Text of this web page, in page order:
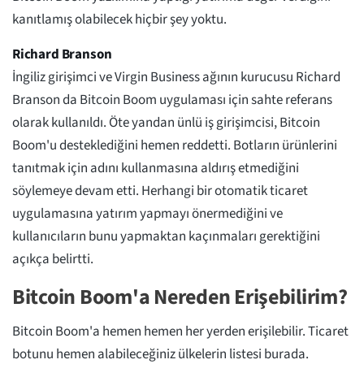
kanıtlamış olabilecek hiçbir şey yoktu.
Richard Branson
İngiliz girişimci ve Virgin Business ağının kurucusu Richard
Branson da Bitcoin Boom uygulaması için sahte referans
olarak kullanıldı. Öte yandan ünlü iş girişimcisi, Bitcoin
Boom'u desteklediğini hemen reddetti. Botların ürünlerini
tanıtmak için adını kullanmasına aldırış etmediğini
söylemeye devam etti. Herhangi bir otomatik ticaret
uygulamasına yatırım yapmayı önermediğini ve
kullanıcıların bunu yapmaktan kaçınmaları gerektiğini
açıkça belirtti.
Bitcoin Boom'a Nereden Erişebilirim?
Bitcoin Boom'a hemen hemen her yerden erişilebilir. Ticaret
botunu hemen alabileceğiniz ülkelerin listesi burada.